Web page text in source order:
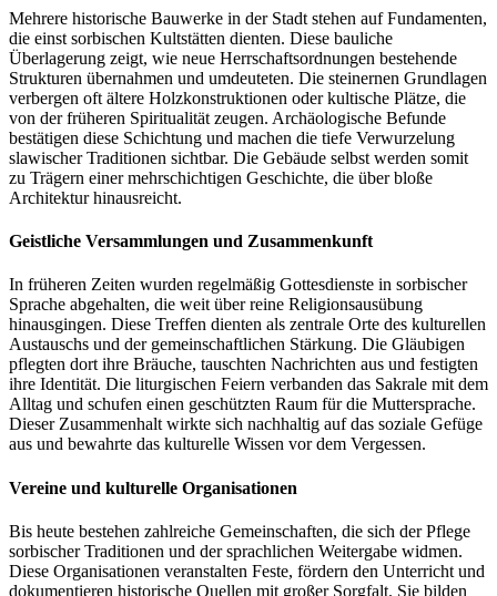
Mehrere historische Bauwerke in der Stadt stehen auf Fundamenten,
die einst sorbischen Kultstätten dienten. Diese bauliche
Überlagerung zeigt, wie neue Herrschaftsordnungen bestehende
Strukturen übernahmen und umdeuteten. Die steinernen Grundlagen
verbergen oft ältere Holzkonstruktionen oder kultische Plätze, die
von der früheren Spiritualität zeugen. Archäologische Befunde
bestätigen diese Schichtung und machen die tiefe Verwurzelung
slawischer Traditionen sichtbar. Die Gebäude selbst werden somit
zu Trägern einer mehrschichtigen Geschichte, die über bloße
Architektur hinausreicht.
Geistliche Versammlungen und Zusammenkunft
In früheren Zeiten wurden regelmäßig Gottesdienste in sorbischer
Sprache abgehalten, die weit über reine Religionsausübung
hinausgingen. Diese Treffen dienten als zentrale Orte des kulturellen
Austauschs und der gemeinschaftlichen Stärkung. Die Gläubigen
pflegten dort ihre Bräuche, tauschten Nachrichten aus und festigten
ihre Identität. Die liturgischen Feiern verbanden das Sakrale mit dem
Alltag und schufen einen geschützten Raum für die Muttersprache.
Dieser Zusammenhalt wirkte sich nachhaltig auf das soziale Gefüge
aus und bewahrte das kulturelle Wissen vor dem Vergessen.
Vereine und kulturelle Organisationen
Bis heute bestehen zahlreiche Gemeinschaften, die sich der Pflege
sorbischer Traditionen und der sprachlichen Weitergabe widmen.
Diese Organisationen veranstalten Feste, fördern den Unterricht und
dokumentieren historische Quellen mit großer Sorgfalt. Sie bilden